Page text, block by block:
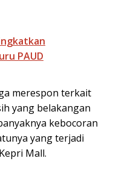
PAUD
merespon terkait
yang belakangan
kebocoran
yang terjadi
Mall.